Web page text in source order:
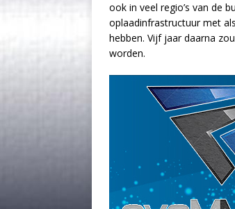
ook in veel regio’s van de
oplaadinfrastructuur met
hebben. Vijf jaar daarna
worden.